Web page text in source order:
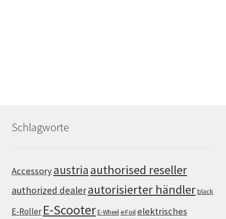
Schlagworte
Accessoryaustria authorised reseller
authorized dealerautorisierter händlerblack
E-Roller E-ScooterE-WheeleFoil elektrisches